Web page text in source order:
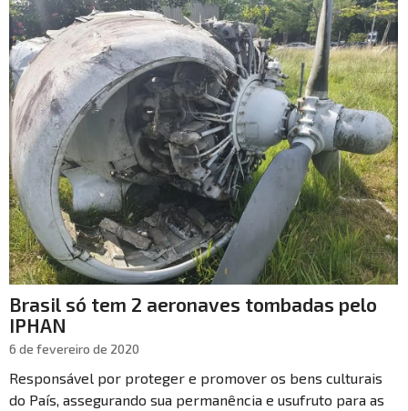
Brasil só tem 2 aeronaves tombadas pelo
IPHAN
6 de fevereiro de 2020
Responsável por proteger e promover os bens culturais
do País, assegurando sua permanência e usufruto para as